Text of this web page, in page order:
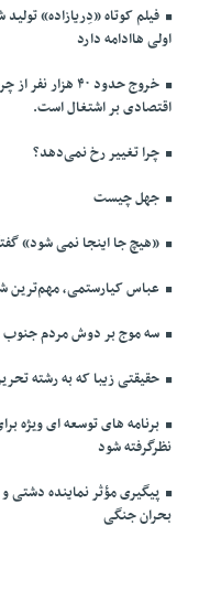
فیلم کوتاه «دِریازاده»
اولی هاادامه دارد
خروج حدود ۴۰
اقتصادی بر اشتغال است.
چرا تغییر رخ نمی‌دهد؟
جهل چیست
«هیچ جا اینجا نمی شود»
عباس کیارستمی، مهم‌ترین
سه موج بر دوش مردم
حقیقتی زیبا که به رشته
برنامه های توسعه ای ویژه
نظرگرفته شود
پیگیری مؤثر نماینده دشتی
بحران جنگی